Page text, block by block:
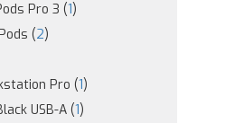
Pro 3 (1)
(2)
Pro (1)
USB-A (1)